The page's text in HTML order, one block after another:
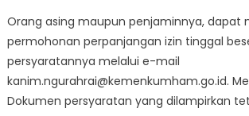
Orang asing maupun penjaminnya, dapat
permohonan perpanjangan izin tinggal
persyaratannya melalui e-mail
kanim.ngurahrai@kemenkumham.go.id.
Dokumen persyaratan yang dilampirkan